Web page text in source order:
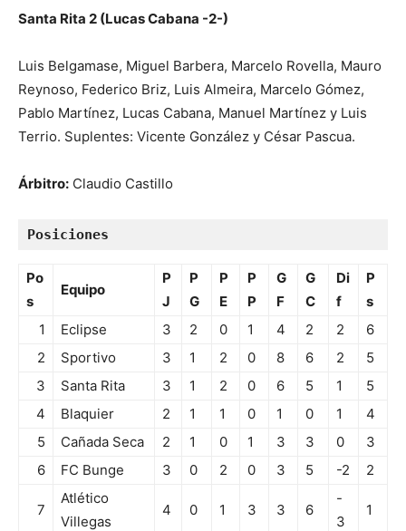
Santa Rita 2 (Lucas Cabana -2-)
Luis Belgamase, Miguel Barbera, Marcelo Rovella, Mauro
Reynoso, Federico Briz, Luis Almeira, Marcelo Gómez,
Pablo Martínez, Lucas Cabana, Manuel Martínez y Luis
Terrio. Suplentes: Vicente González y César Pascua.
Árbitro: Claudio Castillo
Posiciones
Po
s
Equipo
P
J
P
G
P
E
P
P
G
F
G
C
Di
f
P
s
1
Eclipse 3 2 0 1 4 2 2
6
2
Sportivo 3 1 2 0 8 6 2
5
3
Santa Rita 3 1 2 0 6 5 1
5
4
Blaquier 2 1 1 0 1 0 1
4
5
Cañada Seca 2 1 0 1 3 3 0
3
6
FC Bunge 3 0 2 0 3 5 -2 2
7
Atlético
Villegas
4 0 1 3 3 6
-
3
1